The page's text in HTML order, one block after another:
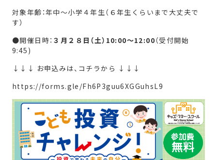
対象年齢：年中～小学４年生（６年生くらいまで大丈夫で
す）
●開催日時： ３月２８日（土）10:00～12:00（受付開始
9:45)
↓↓↓ お申込みは、コチラから ↓↓↓
https://forms.gle/Fh6P3guu6XGGuhsL9